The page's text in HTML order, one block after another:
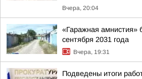
Вчера, 20:04
«Гаражная амнистия»
сентября 2031 года
Вчера, 19:31
Подведены итоги